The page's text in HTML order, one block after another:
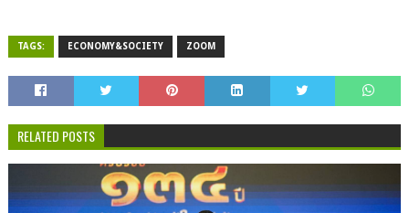
TAGS: ECONOMY&SOCIETY ZOOM
RELATED POSTS